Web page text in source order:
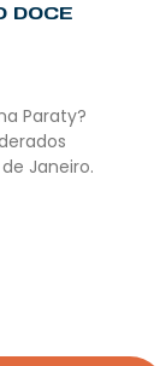
DOCE
Paraty?
Janeiro.